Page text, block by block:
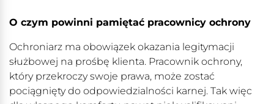
O czym powinni pamiętać pracownicy ochrony
Ochroniarz ma obowiązek okazania legitymacji
służbowej na prośbę klienta. Pracownik ochrony,
który przekroczy swoje prawa, może zostać
pociągnięty do odpowiedzialności karnej. Tak więc